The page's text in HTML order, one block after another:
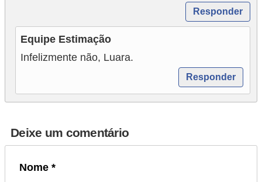
Responder
Equipe Estimação
Infelizmente não, Luara.
Responder
Deixe um comentário
Nome *